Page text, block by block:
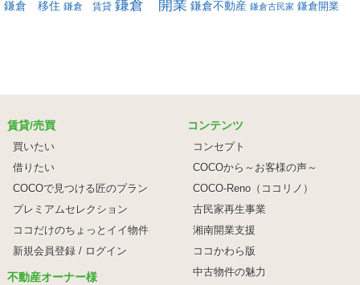
鎌倉 移住 鎌倉 賃貸 鎌倉 開業 鎌倉不動産 鎌倉古民家 鎌倉開業
賃貸/売買
買いたい
借りたい
COCOで見つける匠のプラン
プレミアムセレクション
ココだけのちょっとイイ物件
新規会員登録 / ログイン
不動産オーナー様
コンテンツ
コンセプト
COCOから～お客様の声～
COCO-Reno（ココリノ）
古民家再生事業
湘南開業支援
ココかわら版
中古物件の魅力